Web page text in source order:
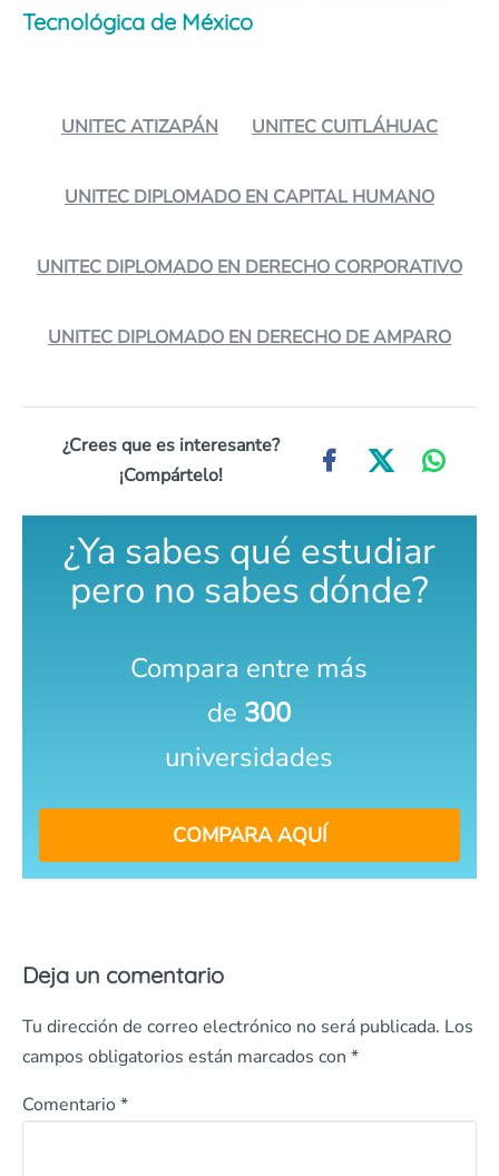
Tecnológica de México
UNITEC ATIZAPÁN UNITEC CUITLÁHUAC
UNITEC DIPLOMADO EN CAPITAL HUMANO
UNITEC DIPLOMADO EN DERECHO CORPORATIVO
UNITEC DIPLOMADO EN DERECHO DE AMPARO
¿Crees que es interesante?
¡Compártelo!
¿Ya sabes qué estudiar
pero no sabes dónde?
Compara entre más
de 300
universidades
COMPARA AQUÍ
Deja un comentario
Tu dirección de correo electrónico no será publicada. Los
campos obligatorios están marcados con *
Comentario *